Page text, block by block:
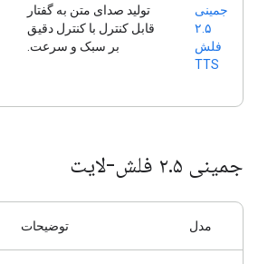
جمینی
۲.۵
فلش
TTS
تولید صدای متن به گفتار
قابل کنترل با کنترل دقیق
بر سبک و سرعت.
جمینی ۲.۵ فلش-لایت
مدل توضیحات